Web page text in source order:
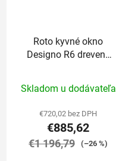
Roto kyvné okno
Designo R6 drevené
hodnotenie
produktu
je
5,0
Skladom u dodávateľa
€720,02 bez DPH
€885,62
€1 196,79 (–26 %)